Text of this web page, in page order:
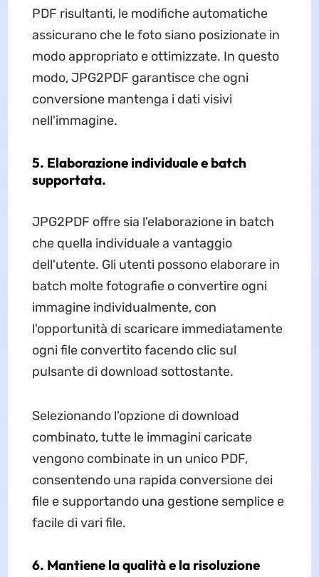
PDF risultanti, le modifiche automatiche
assicurano che le foto siano posizionate in
modo appropriato e ottimizzate. In questo
modo, JPG2PDF garantisce che ogni
conversione mantenga i dati visivi
nell'immagine.
5. Elaborazione individuale e batch
supportata.
JPG2PDF offre sia l'elaborazione in batch
che quella individuale a vantaggio
dell'utente. Gli utenti possono elaborare in
batch molte fotografie o convertire ogni
immagine individualmente, con
l'opportunità di scaricare immediatamente
ogni file convertito facendo clic sul
pulsante di download sottostante.
Selezionando l'opzione di download
combinato, tutte le immagini caricate
vengono combinate in un unico PDF,
consentendo una rapida conversione dei
file e supportando una gestione semplice e
facile di vari file.
6. Mantiene la qualità e la risoluzione